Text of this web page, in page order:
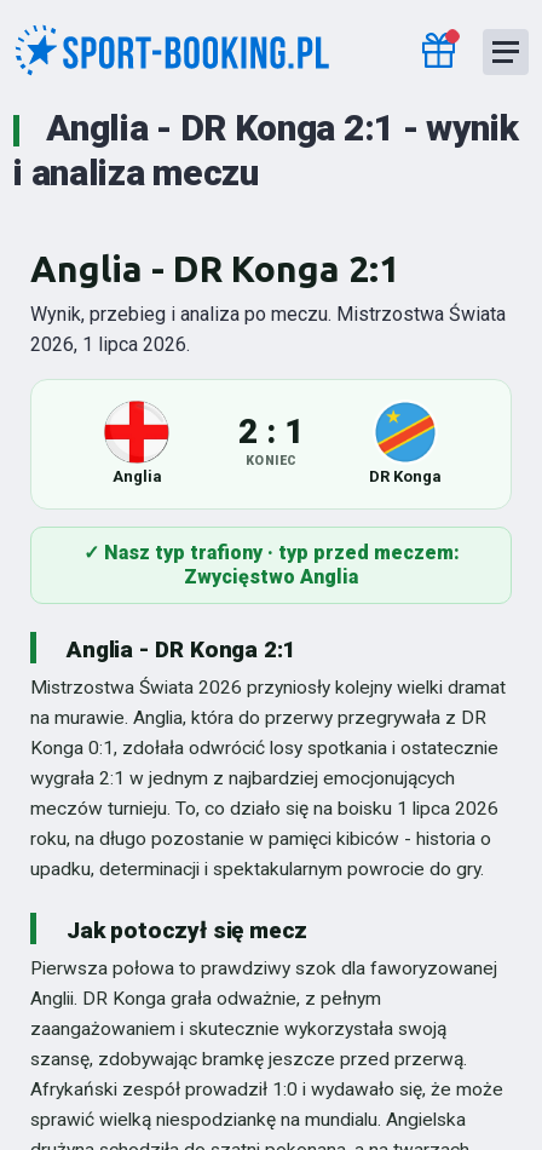
Anglia - DR Konga 2:1 - wynik
i analiza meczu
Anglia - DR Konga 2:1
Wynik, przebieg i analiza po meczu. Mistrzostwa Świata
2026, 1 lipca 2026.
Anglia
2 : 1
KONIEC
DR Konga
✓ Nasz typ trafiony · typ przed meczem:
Zwycięstwo Anglia
Anglia - DR Konga 2:1
Mistrzostwa Świata 2026 przyniosły kolejny wielki dramat
na murawie. Anglia, która do przerwy przegrywała z DR
Konga 0:1, zdołała odwrócić losy spotkania i ostatecznie
wygrała 2:1 w jednym z najbardziej emocjonujących
meczów turnieju. To, co działo się na boisku 1 lipca 2026
roku, na długo pozostanie w pamięci kibiców - historia o
upadku, determinacji i spektakularnym powrocie do gry.
Jak potoczył się mecz
Pierwsza połowa to prawdziwy szok dla faworyzowanej
Anglii. DR Konga grała odważnie, z pełnym
zaangażowaniem i skutecznie wykorzystała swoją
szansę, zdobywając bramkę jeszcze przed przerwą.
Afrykański zespół prowadził 1:0 i wydawało się, że może
sprawić wielką niespodziankę na mundialu. Angielska